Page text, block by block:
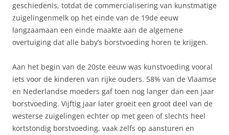
geschiedenis, totdat de commercialisering van kunstmatige
zuigelingenmelk op het einde van de 19de eeuw
langzaamaan een einde maakte aan de algemene
overtuiging dat alle baby’s borstvoeding horen te krijgen.
Aan het begin van de 20ste eeuw was kunstvoeding vooral
iets voor de kinderen van rijke ouders. 58% van de Vlaamse
en Nederlandse moeders gaf toen nog langer dan een jaar
borstvoeding. Vijftig jaar later groeit een groot deel van de
westerse zuigelingen echter op met geen of slechts heel
kortstondig borstvoeding, vaak zelfs op aansturen en